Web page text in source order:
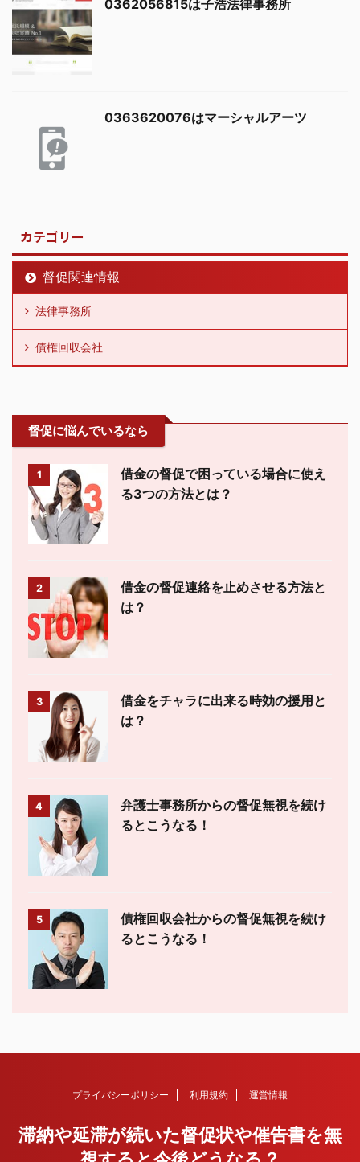
0362056815は子浩法律事務所
0363620076はマーシャルアーツ
カテゴリー
督促関連情報
法律事務所
債権回収会社
督促に悩んでいるなら
1
借金の督促で困っている場合に使え
る3つの方法とは？
2
借金の督促連絡を止めさせる方法と
は？
3
借金をチャラに出来る時効の援用と
は？
4
弁護士事務所からの督促無視を続け
るとこうなる！
5
債権回収会社からの督促無視を続け
るとこうなる！
プライバシーポリシー 利用規約 運営情報
滞納や延滞が続いた督促状や催告書を無